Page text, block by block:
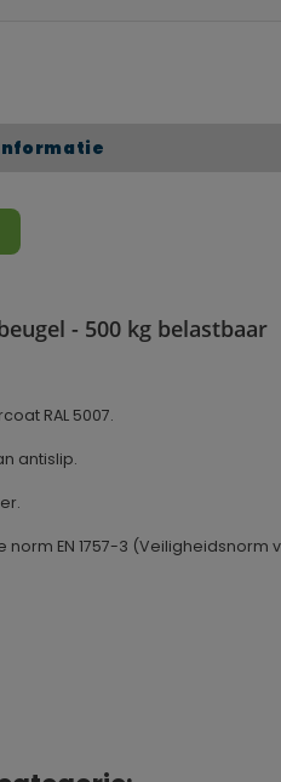
- 500 kg belastbaar
RAL 5007.
antislip.
EN 1757-3